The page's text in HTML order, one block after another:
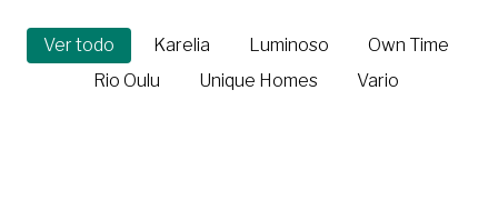
Ver todo Karelia Luminoso
Own Time
Rio Oulu
Unique Homes Vario